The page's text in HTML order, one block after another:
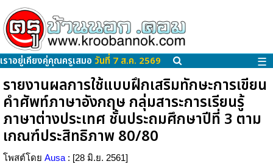
เราอยู่เคียงคู่คุณครูเสมอ วันที่ 7 ส.ค. 2569 ☰
รายงานผลการใช้แบบฝึกเสริมทักษะการเขียน
คำศัพท์ภาษาอังกฤษ กลุ่มสาระการเรียนรู้
ภาษาต่างประเทศ ชั้นประถมศึกษาปีที่ 3 ตาม
เกณฑ์ประสิทธิภาพ 80/80
โพสต์โดย Ausa : [28 มิ.ย. 2561]